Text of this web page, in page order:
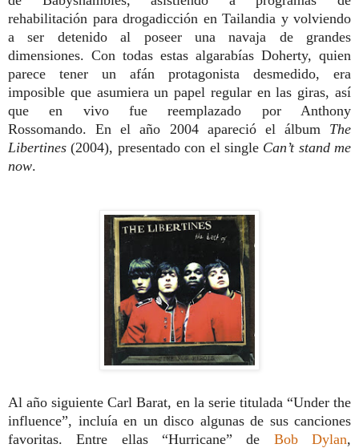
rehabilitación para drogadicción en Tailandia y volviendo
a ser detenido al poseer una navaja de grandes
dimensiones. Con todas estas algarabías Doherty, quien
parece tener un afán protagonista desmedido, era
imposible que asumiera un papel regular en las giras, así
que en vivo fue reemplazado por Anthony
Rossomando. En el año 2004 apareció el álbum The
Libertines (2004), presentado con el single Can’t stand me
now.
Al año siguiente Carl Barat, en la serie titulada “Under the
influence”, incluía en un disco algunas de sus canciones
favoritas. Entre ellas “Hurricane” de Bob Dylan,